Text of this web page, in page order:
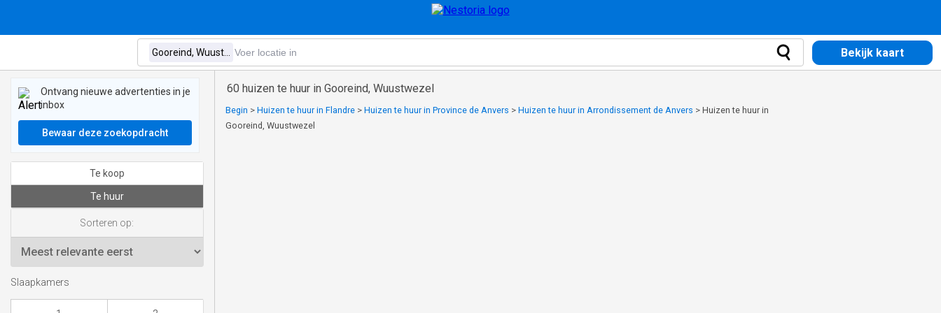
Bekijk kaart
60 huizen te huur in Gooreind, Wuustwezel
Begin > Huizen te huur in Flandre > Huizen te huur in Province de Anvers > Huizen te huur in Arrondissement de Anvers > Huizen te huur in
Gooreind, Wuustwezel
Ontvang nieuwe advertenties in je
inbox
Bewaar deze zoekopdracht
Te koop
Te huur
Sorteren op:
Slaapkamers